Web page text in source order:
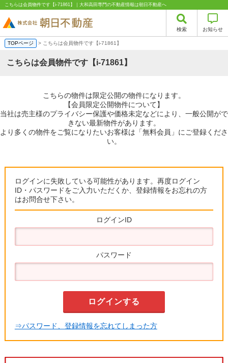
こちらは会員物件です【i-71861】｜大和高田専門の不動産情報は朝日不動産へ
検索 お知らせ
TOPページ > こちらは会員物件です【i-71861】
こちらは会員物件です【i-71861】
こちらの物件は限定公開の物件になります。
【会員限定公開物件について】
当社は売主様のプライバシー保護や価格未定などにより、一般公開がで
きない最新物件があります。
より多くの物件をご覧になりたいお客様は「無料会員」にご登録くださ
い。
ログインに失敗している可能性があります。再度ログイン
ID・パスワードをご入力いただくか、登録情報をお忘れの方
はお問合せ下さい。
ログインID
パスワード
⇒パスワード、登録情報を忘れてしまった方